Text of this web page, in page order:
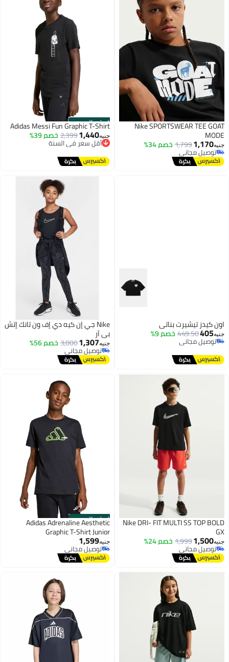
Nike SPORTSWEAR TEE GOAT
MODE
جنيه1,170
1,799خصم 34%
توصيل مجاني
توصيل مجاني
الستور الرسمي
Adidas Messi Fun Graphic T-Shirt
جنيه1,440
2,399خصم 39%
أقل سعر في السنة
توصيل مجاني
أقل سعر في السنة
اون كيدز تيشيرت بناتي
جنيه405
449.50خصم 9%
توصيل مجاني
توصيل مجاني
Nike جي إن كيه دي إف ون تانك إتش
بي آر
جنيه1,307
3,000خصم 56%
توصيل مجاني
توصيل مجاني
Nike DRI- FIT MULTI SS TOP BOLD
GX
جنيه1,500
1,999خصم 24%
توصيل مجاني
توصيل مجاني
الستور الرسمي
Adidas Adrenaline Aesthetic
Graphic T-Shirt Junior
جنيه1,599
توصيل مجاني
توصيل مجاني